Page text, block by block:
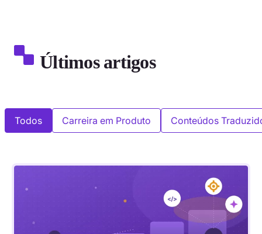
Últimos artigos
Todos Carreira em Produto Conteúdos